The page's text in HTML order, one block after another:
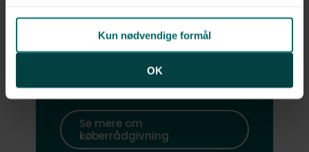
Kun nødvendige formål
OK
pristjek, dokumentgennemgang
og forhandling, så du kommer
bedst muligt i mål med dit
Se mere om
køberrådgivning